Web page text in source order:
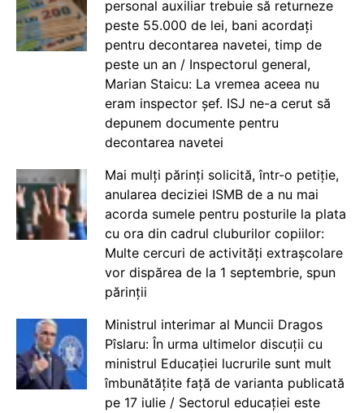
personal auxiliar trebuie să returneze
peste 55.000 de lei, bani acordați
pentru decontarea navetei, timp de
peste un an / Inspectorul general,
Marian Staicu: La vremea aceea nu
eram inspector șef. ISJ ne-a cerut să
depunem documente pentru
decontarea navetei
Mai mulți părinți solicită, într-o petiție,
anularea deciziei ISMB de a nu mai
acorda sumele pentru posturile la plata
cu ora din cadrul cluburilor copiilor:
Multe cercuri de activități extrașcolare
vor dispărea de la 1 septembrie, spun
părinții
Ministrul interimar al Muncii Dragos
Pîslaru: În urma ultimelor discuții cu
ministrul Educației lucrurile sunt mult
îmbunătățite față de varianta publicată
pe 17 iulie / Sectorul educației este